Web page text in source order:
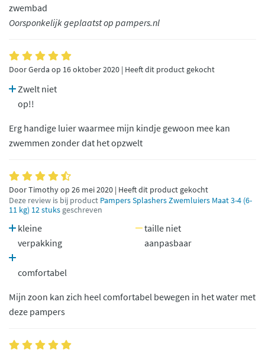
zwembad
Oorsponkelijk geplaatst op pampers.nl
Door Gerda op 16 oktober 2020 | Heeft dit product gekocht
Zwelt niet
op!!
Erg handige luier waarmee mijn kindje gewoon mee kan
zwemmen zonder dat het opzwelt
Door Timothy op 26 mei 2020 | Heeft dit product gekocht
Deze review is bij product Pampers Splashers Zwemluiers Maat 3-4 (6-
11 kg) 12 stuks geschreven
kleine
verpakking
comfortabel
taille niet
aanpasbaar
Mijn zoon kan zich heel comfortabel bewegen in het water met
deze pampers